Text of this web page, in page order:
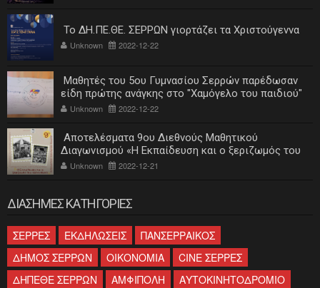
Το ΔΗ.ΠΕ.ΘΕ. ΣΕΡΡΩΝ γιορτάζει τα Χριστούγεννα
Unknown 2022-12-22
Μαθητές του 5ου Γυμνασίου Σερρών παρέδωσαν
είδη πρώτης ανάγκης στο "Χαμόγελο του παιδιού"
Unknown 2022-12-22
Αποτελέσματα 9ου Διεθνούς Μαθητικού
Διαγωνισμού «Η Εκπαίδευση και ο ξεριζωμός του
ελληνισμού»
Unknown 2022-12-21
ΔΙΑΣΗΜΕΣ ΚΑΤΗΓΟΡΙΕΣ
ΣΕΡΡΕΣ ΕΚΔΗΛΩΣΕΙΣ
ΠΑΝΣΕΡΡΑΙΚΟΣ
ΔΗΜΟΣ ΣΕΡΡΩΝ
ΟΙΚΟΝΟΜΙΑ
CINE ΣΕΡΡΕΣ
ΔΗΠΕΘΕ ΣΕΡΡΩΝ
ΑΜΦΙΠΟΛΗ
ΑΥΤΟΚΙΝΗΤΟΔΡΟΜΙΟ